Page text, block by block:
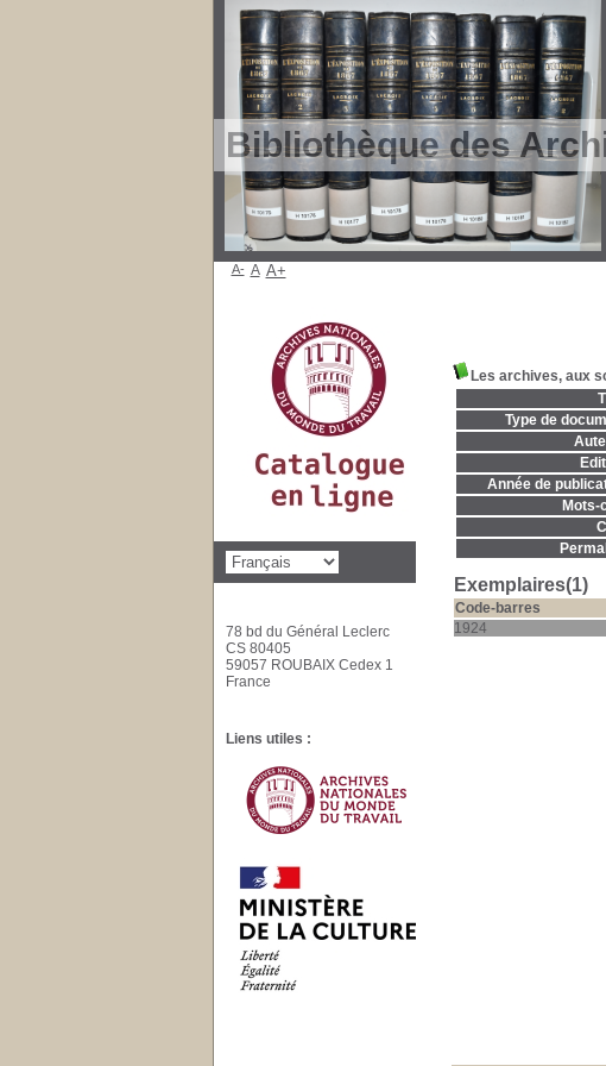
Bibliothèque des
Les archives, aux
Type de
Année de
Mots-
Exemplaires(1)
Code-barres
1924
A- A A+
78 bd du Général Leclerc
CS 80405
59057 ROUBAIX Cedex 1
France
Liens utiles :